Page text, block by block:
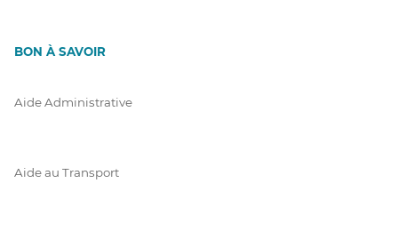
BON À SAVOIR
Aide Administrative
Aide au Transport